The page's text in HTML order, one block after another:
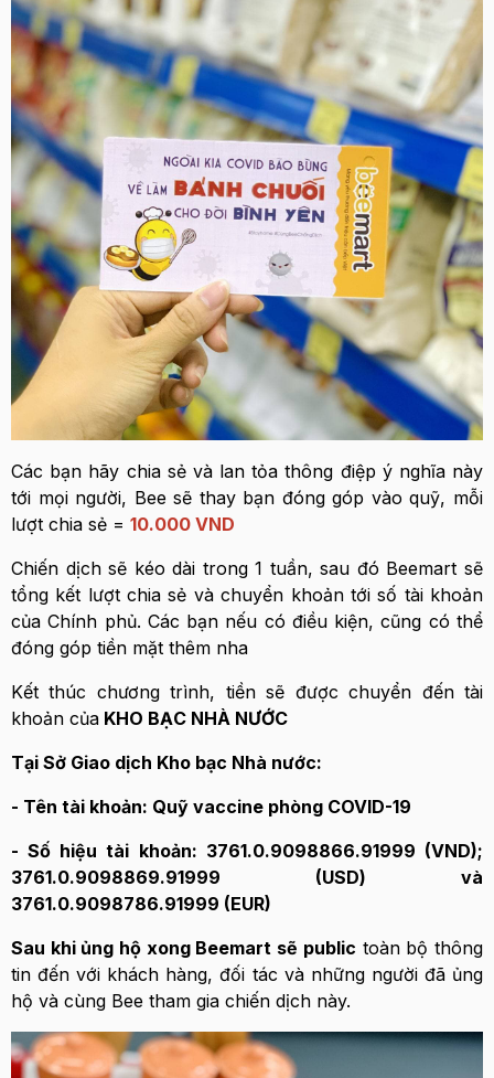
Các bạn hãy chia sẻ và lan tỏa thông điệp ý nghĩa này
tới mọi người, Bee sẽ thay bạn đóng góp vào quỹ, mỗi
lượt chia sẻ = 10.000 VND
Chiến dịch sẽ kéo dài trong 1 tuần, sau đó Beemart sẽ
tổng kết lượt chia sẻ và chuyển khoản tới số tài khoản
của Chính phủ. Các bạn nếu có điều kiện, cũng có thể
đóng góp tiền mặt thêm nha
Kết thúc chương trình, tiền sẽ được chuyển đến tài
khoản của KHO BẠC NHÀ NƯỚC
Tại Sở Giao dịch Kho bạc Nhà nước:
- Tên tài khoản: Quỹ vaccine phòng COVID-19
- Số hiệu tài khoản: 3761.0.9098866.91999 (VND);
3761.0.9098869.91999 (USD) và
3761.0.9098786.91999 (EUR)
Sau khi ủng hộ xong Beemart sẽ public toàn bộ thông
tin đến với khách hàng, đối tác và những người đã ủng
hộ và cùng Bee tham gia chiến dịch này.